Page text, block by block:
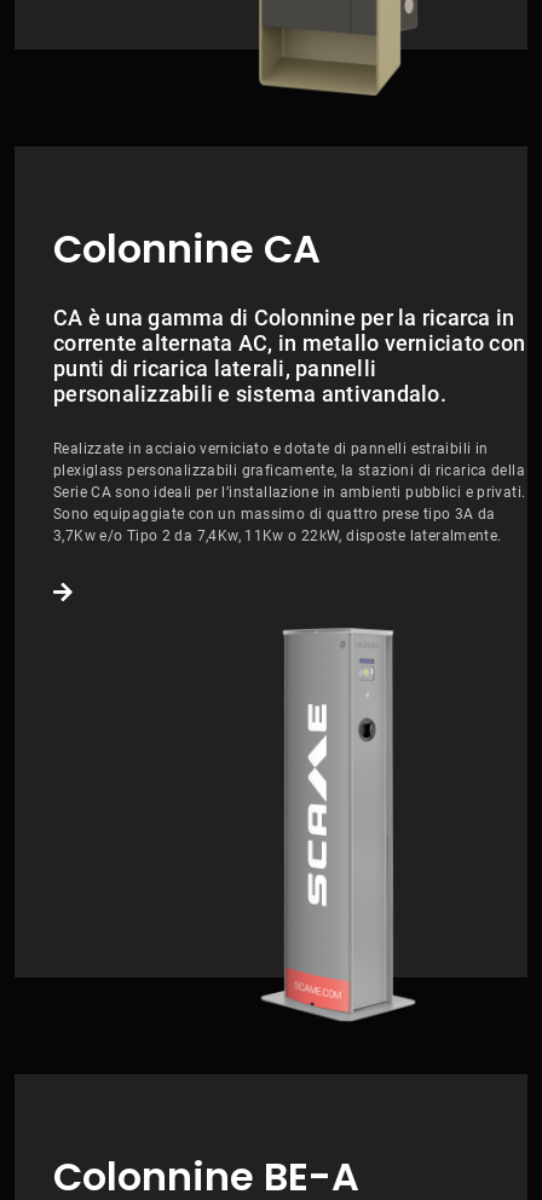
Colonnine CA
CA è una gamma di Colonnine per la ricarca in
corrente alternata AC, in metallo verniciato con
punti di ricarica laterali, pannelli
personalizzabili e sistema antivandalo.
Realizzate in acciaio verniciato e dotate di pannelli estraibili in
plexiglass personalizzabili graficamente, la stazioni di ricarica della
Serie CA sono ideali per l’installazione in ambienti pubblici e privati.
Sono equipaggiate con un massimo di quattro prese tipo 3A da
3,7Kw e/o Tipo 2 da 7,4Kw, 11Kw o 22kW, disposte lateralmente.
Colonnine BE-A